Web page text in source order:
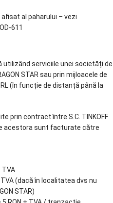
al paharului – vezi
611
utilizând serviciile unei societăți de
STAR sau prin mijloacele de
(în funcție de distanță până la
prin contract între S.C. TINKOFF
acestora sunt facturate către
TVA
(dacă în localitatea dvs nu
STAR)